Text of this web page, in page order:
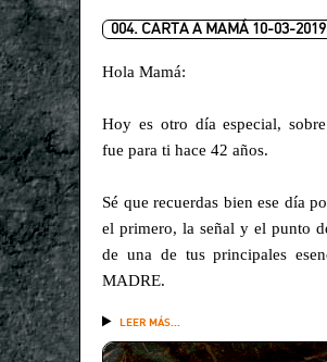
004. CARTA A MAMÁ 10-03-2019
Hola Mamá:
Hoy es otro día especial,
fue para ti hace 42 años.
Sé que recuerdas bien ese día
el primero, la señal y el punto
de una de tus principales
MADRE.
LEER MÁS...